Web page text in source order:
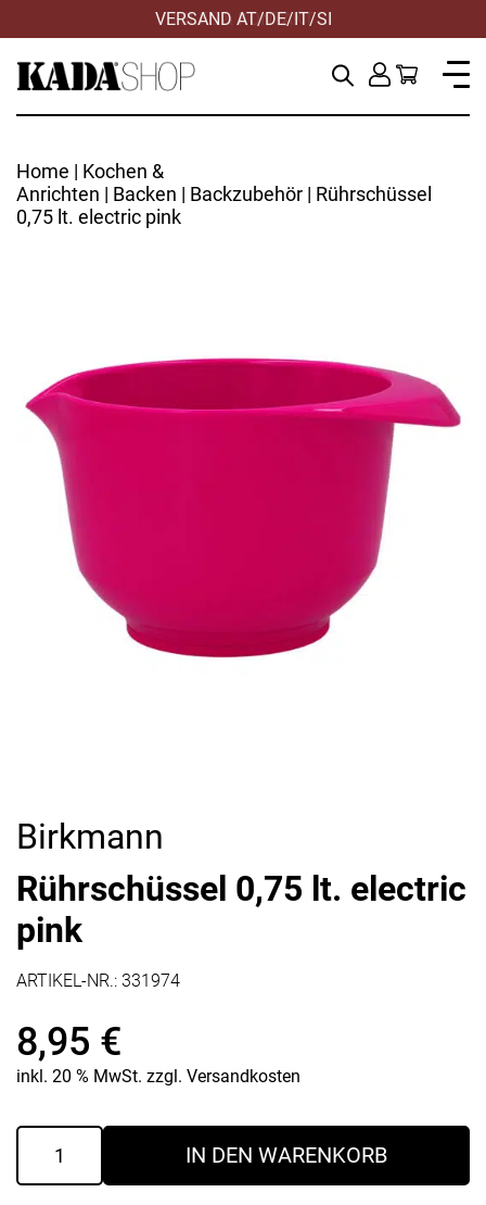
VERSAND AT/DE/IT/SI
Home | Kochen &
Anrichten | Backen | Backzubehör | Rührschüssel
0,75 lt. electric pink
Birkmann
Rührschüssel 0,75 lt. electric
pink
ARTIKEL-NR.: 331974
8,95 €
inkl. 20 % MwSt. zzgl. Versandkosten
Rührschüssel
lt.
IN DEN WARENKORB